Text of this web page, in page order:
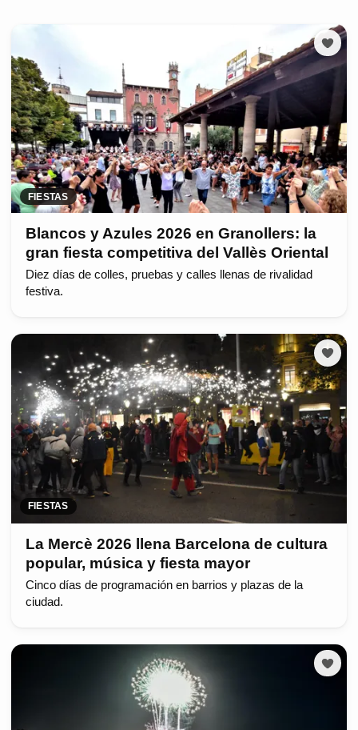
FIESTAS
Blancos y Azules 2026 en Granollers: la
gran fiesta competitiva del Vallès Oriental
Diez días de colles, pruebas y calles llenas de rivalidad
festiva.
FIESTAS
La Mercè 2026 llena Barcelona de cultura
popular, música y fiesta mayor
Cinco días de programación en barrios y plazas de la
ciudad.